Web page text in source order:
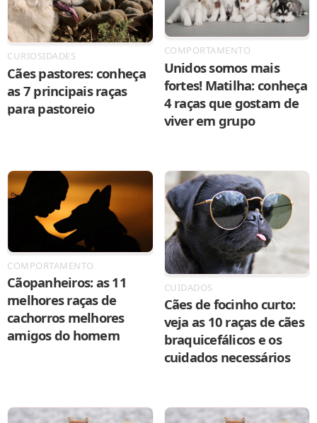
CURIOSIDADES
Cães pastores: conheça
as 7 principais raças
para pastoreio
COMPORTAMENTO
Unidos somos mais
fortes! Matilha: conheça
4 raças que gostam de
viver em grupo
COMPORTAMENTO
Cãopanheiros: as 11
melhores raças de
cachorros melhores
amigos do homem
CUIDADOS
Cães de focinho curto:
veja as 10 raças de cães
braquicefálicos e os
cuidados necessários